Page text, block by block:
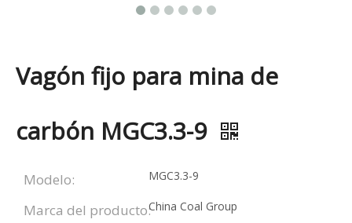
Vagón fijo para mina de
carbón MGC3.3-9
Modelo: MGC3.3-9
Marca del producto:China Coal Group